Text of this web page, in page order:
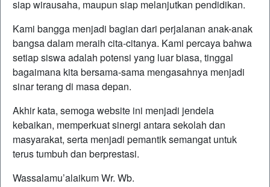
siap wirausaha, maupun siap melanjutkan pendidikan.
Kami bangga menjadi bagian dari perjalanan anak-anak
bangsa dalam meraih cita-citanya. Kami percaya bahwa
setiap siswa adalah potensi yang luar biasa, tinggal
bagaimana kita bersama-sama mengasahnya menjadi
sinar terang di masa depan.
Akhir kata, semoga website ini menjadi jendela
kebaikan, memperkuat sinergi antara sekolah dan
masyarakat, serta menjadi pemantik semangat untuk
terus tumbuh dan berprestasi.
Wassalamu’alaikum Wr. Wb.